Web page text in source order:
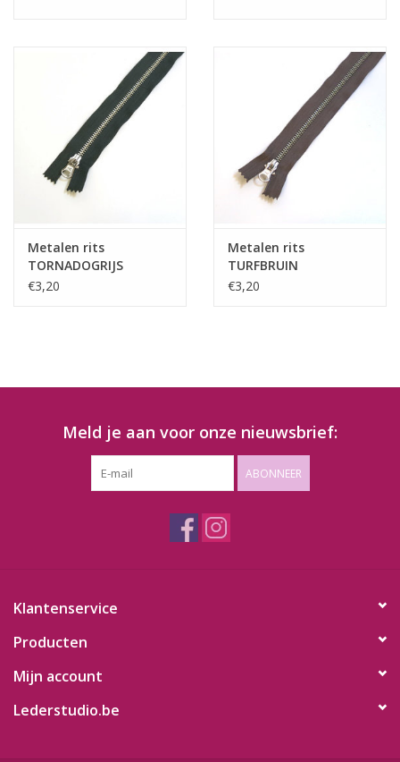
Metalen rits
TORNADOGRIJS
€3,20
Metalen rits
TURFBRUIN
€3,20
Meld je aan voor onze nieuwsbrief:
ABONNEER
Klantenservice
Producten
Mijn account
Lederstudio.be